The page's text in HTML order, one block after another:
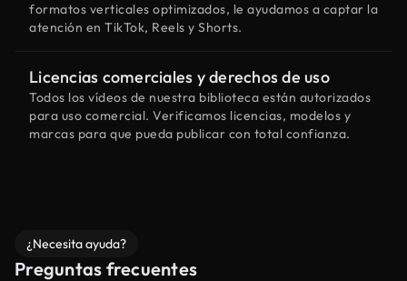
formatos verticales optimizados, le ayudamos a captar la
atención en TikTok, Reels y Shorts.
Licencias comerciales y derechos de uso
Todos los vídeos de nuestra biblioteca están autorizados
para uso comercial. Verificamos licencias, modelos y
marcas para que pueda publicar con total confianza.
¿Necesita ayuda?
Preguntas frecuentes